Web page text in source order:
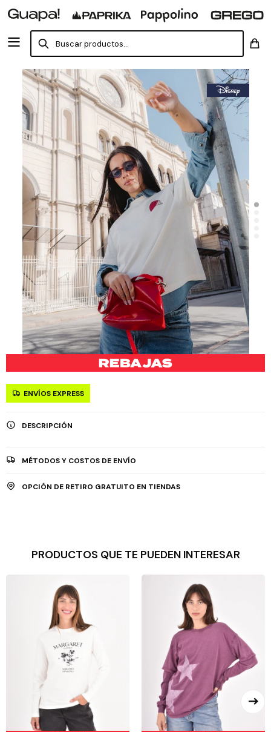
ENVÍOS EXPRESS
DESCRIPCIÓN
MÉTODOS Y COSTOS DE ENVÍO
OPCIÓN DE RETIRO GRATUITO EN TIENDAS
PRODUCTOS QUE TE PUEDEN INTERESAR